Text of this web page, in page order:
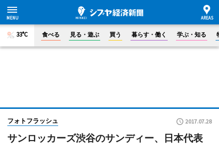
33°C 食べる 見る・遊ぶ 買う 暮らす・働く 学ぶ・知る
フォトフラッシュ 2017.07.28
サンロッカーズ渋谷のサンディー、日本代表